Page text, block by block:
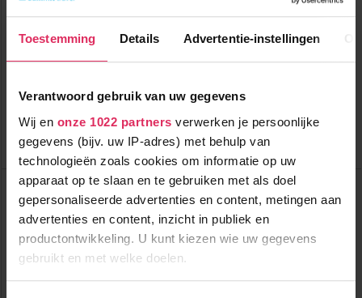
Toestemming Details Advertentie-instellingen
Verantwoord gebruik van uw gegevens
Wij en onze 1022 partners verwerken je persoonlijke
gegevens (bijv. uw IP-adres) met behulp van
technologieën zoals cookies om informatie op uw
apparaat op te slaan en te gebruiken met als doel
gepersonaliseerde advertenties en content, metingen aan
advertenties en content, inzicht in publiek en
productontwikkeling. U kunt kiezen wie uw gegevens
gebruikt en met welke doelen.
285 p.p.
100m tot skilift
100m tot piste
8
Tot 6 weken voor vertrek gratis annuleren
Top Skigebieden:
Alpe d'Huez
Espace Diamant
Top Accommodaties:
Chalet Le Vieux Logis